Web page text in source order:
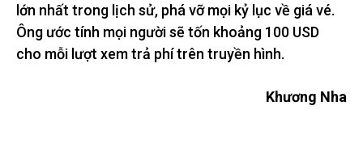
lớn nhất trong lịch sử, phá vỡ mọi kỷ lục về giá vé.
Ông ước tính mọi người sẽ tốn khoảng 100 USD
cho mỗi lượt xem trả phí trên truyền hình.
Khương Nha